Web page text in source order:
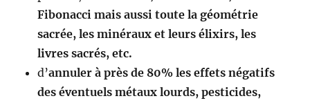
Fibonacci mais aussi toute la géométrie
sacrée, les minéraux et leurs élixirs, les
livres sacrés, etc.
d’annuler à près de 80% les effets négatifs
des éventuels métaux lourds, pesticides,